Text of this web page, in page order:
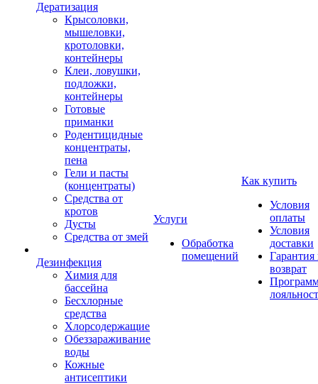
Дератизация
Крысоловки,
мышеловки,
кротоловки,
контейнеры
Клеи, ловушки,
подложки,
контейнеры
Готовые
приманки
Родентицидные
концентраты,
пена
Гели и пасты
(концентраты)
Средства от
кротов
Дусты
Средства от змей
Дезинфекция
Химия для
бассейна
Бесхлорные
средства
Хлорсодержащие
Обеззараживание
воды
Кожные
антисептики
Услуги
Обработка
помещений
Как купить
Условия
оплаты
Условия
доставки
Гарантия
возврат